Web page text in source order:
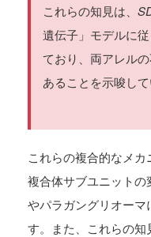
これらの知見は、
遺伝子」モデルに
ており、両アレル
あることを示唆して
これらの複合的なメ
複合体サブユニット
やパラガングリオーマ
す。また、これらの